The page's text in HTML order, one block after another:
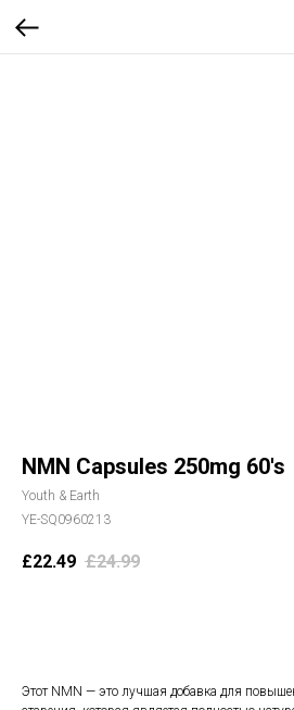
NMN Capsules 250mg 60's
Youth & Earth
YE-SQ0960213
£22.49 £24.99
Этот NMN — это лучшая добавка для